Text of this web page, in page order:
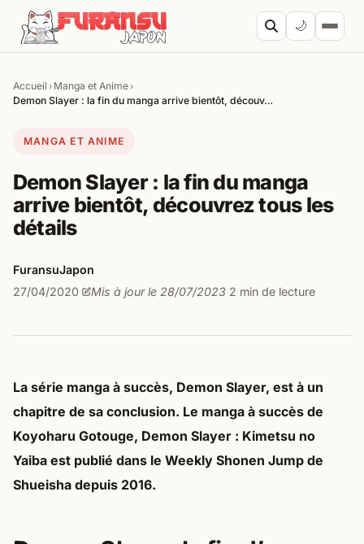
Aller au contenu
🌙
Accueil › Manga et Anime›
Demon Slayer : la fin du manga arrive bientôt, découv…
MANGA ET ANIME
Demon Slayer : la fin du manga
arrive bientôt, découvrez tous les
détails
FuransuJapon
27/04/2020· Mis à jour le 28/07/2023· 2 min de lecture
La série manga à succès, Demon Slayer, est à un
chapitre de sa conclusion. Le manga à succès de
Koyoharu Gotouge, Demon Slayer : Kimetsu no
Yaiba est publié dans le Weekly Shonen Jump de
Shueisha depuis 2016.